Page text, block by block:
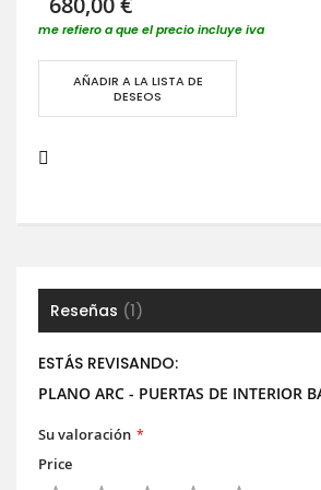
me refiero a que el precio incluye iva
AÑADIR A LA LISTA DE
DESEOS
Reseñas 1
ESTÁS REVISANDO:
PLANO ARC - PUERTAS DE INTERIOR
Su valoración
Price